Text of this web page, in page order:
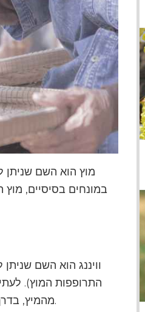
מוץ הוא השם שניתן
במונחים בסיסיים,
וויננג הוא השם
התרופפות המוץ).
מהמיץ,